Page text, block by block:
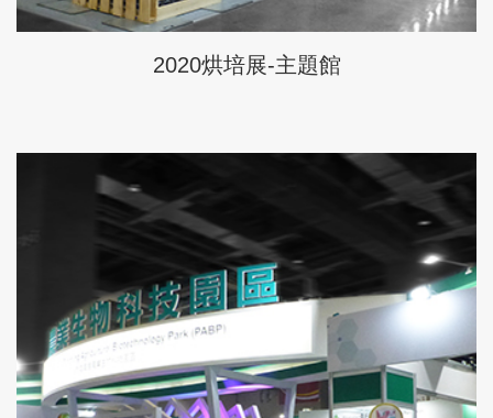
2020烘培展-主題館